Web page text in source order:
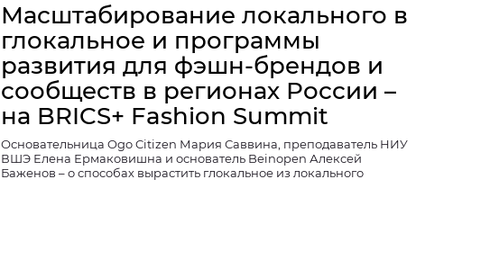
Масштабирование локального в
глокальное и программы
развития для фэшн-брендов и
сообществ в регионах России –
на BRICS+ Fashion Summit
Основательница Ogo Citizen Мария Саввина, преподаватель НИУ
ВШЭ Елена Ермаковишна и основатель Beinopen Алексей
Баженов – о способах вырастить глокальное из локального